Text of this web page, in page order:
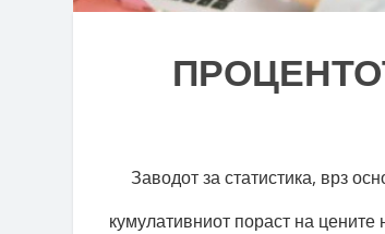
Заводот за статистика, врз
кумулативниот пораст на